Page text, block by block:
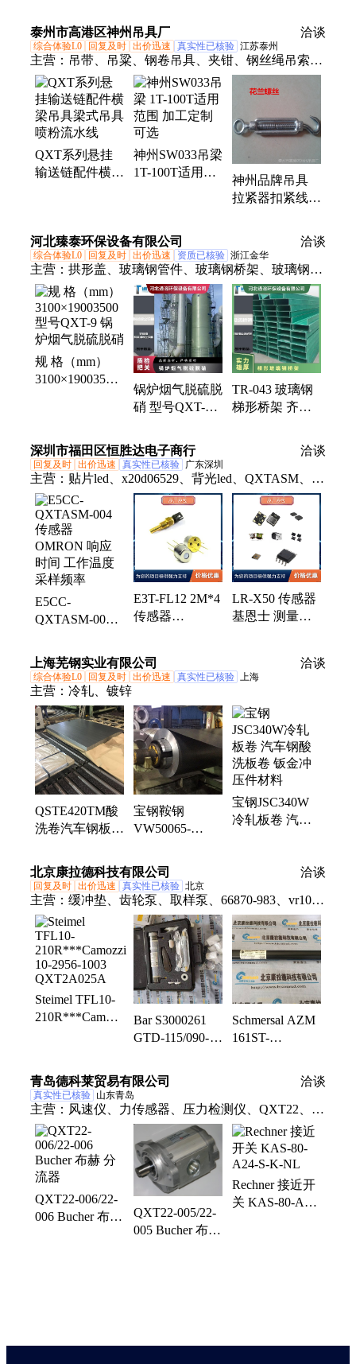
QXT42-025
QXT42-032 液
压件
10N5110/S3 微
型漫反射传感器
12/11RKEU-024
泰州市高港区神州吊具厂 洽谈
综合体验L0 回复及时 出价迅速 真实性已核验 江苏泰州
主营： 吊带、吊粱、钢卷吊具、夹钳、钢丝绳吊索
具、链条索具、吊网、冶金吊夹具、收紧器、防坠器
QXT系列悬挂
输送链配件横梁
神州SW033吊梁
1T-100T适用范
神州品牌吊具
拉紧器扣紧线
河北臻泰环保设备有限公司 洽谈
综合体验L0 回复及时 出价迅速 资质已核验 浙江金华
主营： 拱形盖、玻璃钢管件、玻璃钢桥架、玻璃钢格
栅、通风管道定制、玻璃钢管道污水
规 格（mm）
3100×19003500
锅炉烟气脱硫脱
硝 型号QXT-9
3100×19003500
TR-043 玻璃钢
梯形桥架 齐全
3.4.5mm 保护电
深圳市福田区恒胜达电子商行 洽谈
回复及时 出价迅速 真实性已核验 广东深圳
主营： 贴片led、x20d06529、背光led、QXTASM、读
写器、清除器、感测头、编码器、控制器、触摸屏、
传感头、适配器、读码器、数据线、消除器、放大
器、蜂鸣器、光纤管、连接器、传感器、受光器、连
接线、摄像机、计数器、电磁阀、记录卡
E5CC-
QXTASM-004
OMRON 响应
时间 工作温度
采样频率
E3T-FL12 2M*4
传感器
采样频率
LR-X50 传感器
基恩士 测量精
上海芜钢实业有限公司
洽谈
综合体验L0 回复及时 出价迅速 真实性已核验 上海
主营： 冷轧、镀锌
QSTE420TM酸
洗卷汽车钢板
卷料
宝钢鞍钢
VW50065-
现货期货正品卷
材
宝钢JSC340W
冷轧板卷 汽车
北京康拉德科技有限公司
洽谈
回复及时 出价迅速 真实性已核验 北京
主营： 缓冲垫、齿轮泵、取样泵、66870-983、vr103l-
02、采样片、混合器、压线钳、分析仪、扭力扳、变
压器、风速计、气动泵、应力纸、减速箱、
99e029600、隔膜泵、中继器、sbb-s0m12、气动阀、
开发板、排污阀、光栅尺、砂刀管、采样盘
Steimel TFL10-
210R***Camozzi
Bar S3000261
GTD-115/090-
F***Elettrotec
PMM50AF
Schmersal AZM
161ST-
青岛德科莱贸易有限公司 洽谈
真实性已核验 山东青岛
主营： 风速仪、力传感器、压力检测仪、QXT22、信
号放大器、扭矩传感器、静电测试仪、总线诊断仪
QXT22-006/22-
006 Bucher 布赫
QXT22-005/22-
005 Bucher 布赫
Rechner 接近开
关 KAS-80-A24-